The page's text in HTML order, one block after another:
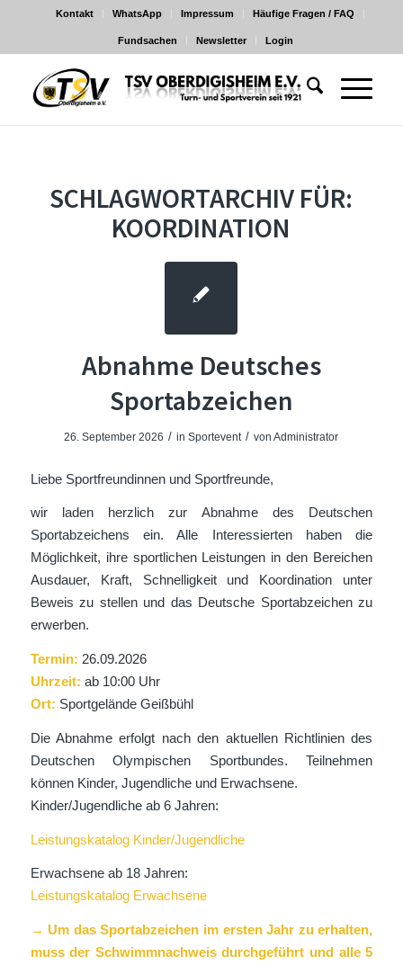
Kontakt WhatsApp Impressum Häufige Fragen / FAQ
Fundsachen Newsletter Login
SCHLAGWORTARCHIV FÜR:
KOORDINATION
Abnahme Deutsches
Sportabzeichen
26. September 2026 / inSportevent / vonAdministrator
Liebe Sportfreundinnen und Sportfreunde,
wir laden herzlich zur Abnahme des Deutschen
Sportabzeichens ein. Alle Interessierten haben die
Möglichkeit, ihre sportlichen Leistungen in den Bereichen
Ausdauer, Kraft, Schnelligkeit und Koordination unter
Beweis zu stellen und das Deutsche Sportabzeichen zu
erwerben.
Termin: 26.09.2026
Uhrzeit: ab 10:00 Uhr
Ort: Sportgelände Geißbühl
Die Abnahme erfolgt nach den aktuellen Richtlinien des
Deutschen Olympischen Sportbundes. Teilnehmen
können Kinder, Jugendliche und Erwachsene.
Kinder/Jugendliche ab 6 Jahren:
Leistungskatalog Kinder/Jugendliche
Erwachsene ab 18 Jahren:
Leistungskatalog Erwachsene
→ Um das Sportabzeichen im ersten Jahr zu erhalten,
muss der Schwimmnachweis durchgeführt und alle 5